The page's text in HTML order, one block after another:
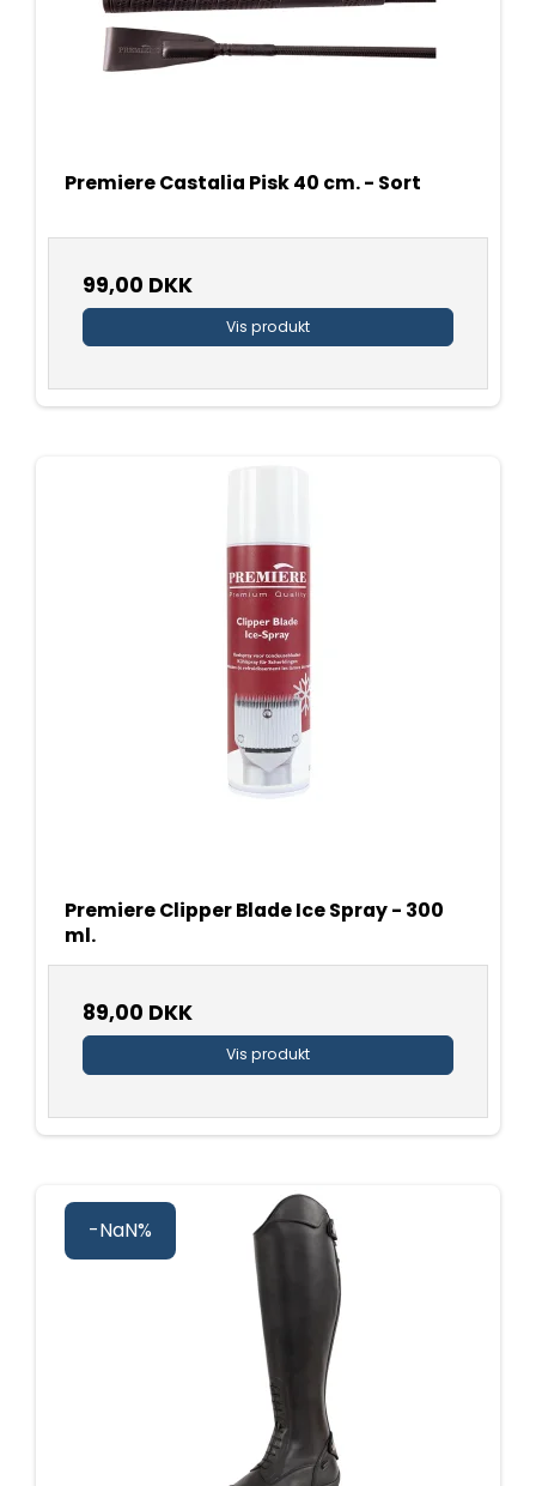
Premiere Castalia Pisk 40 cm. - Sort
99,00 DKK
Vis produkt
Premiere Clipper Blade Ice Spray - 300
ml.
89,00 DKK
Vis produkt
-NaN%